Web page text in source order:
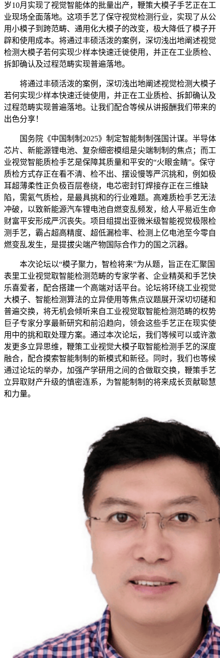
岁10月实现了视觉智能体的批量出产，鞭策大模子手艺正在工
业现场全面落地。这项手艺了保守视觉检测行业，实现了从公
用小模子到跨范畴、通用化大模子的改变，极大降低了模子开
辟和使用成本。将通过丰硕活泼的案例，深切浅出地阐述视觉
检测大模子若何实现少样本快速迁徙使用，并正在工业质检、
拆卸确认及过程范畴实现普遍落地。
将通过丰硕活泼的案例，深切浅出地阐述视觉检测大模子
若何实现少样本快速迁徙使用，并正在工业质检、拆卸确认及
过程范畴实现普遍落地。让我们配合等候从讲报酬我们带来的
出色分享！
国务院《中国制制2025》制定智能制制强国计谋。半导体
芯片、新能源锂电池、复杂细密模组是尖端制制的焦点；而工
业视觉智能质检手艺是保障其质量和平安的“火眼金睛”。保守
质检方式存正在看不清、检不出、摆设慢等严沉挑和，例如极
耳超薄柔性正负极百层卷绕，电芯密封钉焊接存正在三维缺
陷，需氦气质检，是最具挑和的行业难题。高难质检手艺无法
冲破，以致新能源汽车锂电池自燃变乱频发，给人平易近生命
财富平安形成严沉丧失。项目组提出亚微米级智能视觉极限检
测手艺，霸占超高精度、超低漏检率、检测上亿电池至今零自
燃变乱发生，是提拔尖端产物国际合作力的国之沉器。
本次论坛以“模子聚力，智检将来”为从题，旨正在汇聚国
表里工业视觉取智能检测范畴的专家学者、企业精英和手艺快
乐喜爱者，配合搭建一个高端对话平台。论坛将环绕工业视觉
大模子、智能检测算法的立异使用等焦点议题展开深切切磋和
普遍交换，将无机会倾听来自工业视觉取智能检测范畴的权势
巨子专家分享最新研究和前沿趋向，领会这些手艺正在现实使
用中的挑和取处理方案。通过本次论坛，我们等候可以或许激
发更多立异思维，鞭策工业视觉大模子取智能检测手艺的深度
融合，配合摸索智能制制的新模式和新径。同时，我们也等候
通过论坛的举办，加强产学研用之间的合做取交换，鞭策手艺
立异取财产升级的慎密连系，为智能制制的将来成长贡献聪慧
和力量。